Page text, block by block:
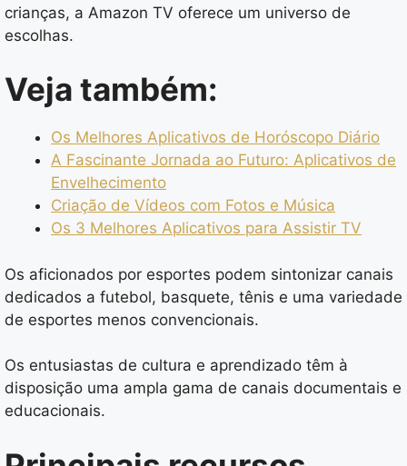
crianças, a Amazon TV oferece um universo de
escolhas.
Veja também:
Os Melhores Aplicativos de Horóscopo Diário
A Fascinante Jornada ao Futuro: Aplicativos de
Envelhecimento
Criação de Vídeos com Fotos e Música
Os 3 Melhores Aplicativos para Assistir TV
Os aficionados por esportes podem sintonizar canais
dedicados a futebol, basquete, tênis e uma variedade
de esportes menos convencionais.
Os entusiastas de cultura e aprendizado têm à
disposição uma ampla gama de canais documentais e
educacionais.